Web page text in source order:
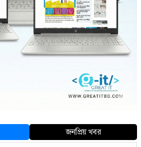
জনপ্রিয় খবর